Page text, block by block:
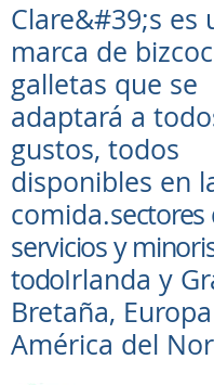
Clare&#39;s es
marca de
galletas que se
adaptará a
gustos, todos
disponibles en
comida.sectores
servicios y
todoIrlanda y
Bretaña,
América del